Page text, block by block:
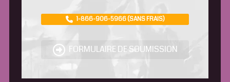
1-866-906-5966 (SANS FRAIS)
FORMULAIRE DE SOUMISSION